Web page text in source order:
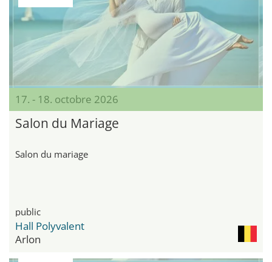
17. - 18. octobre 2026
Salon du Mariage
Salon du mariage
public
Hall Polyvalent
Arlon